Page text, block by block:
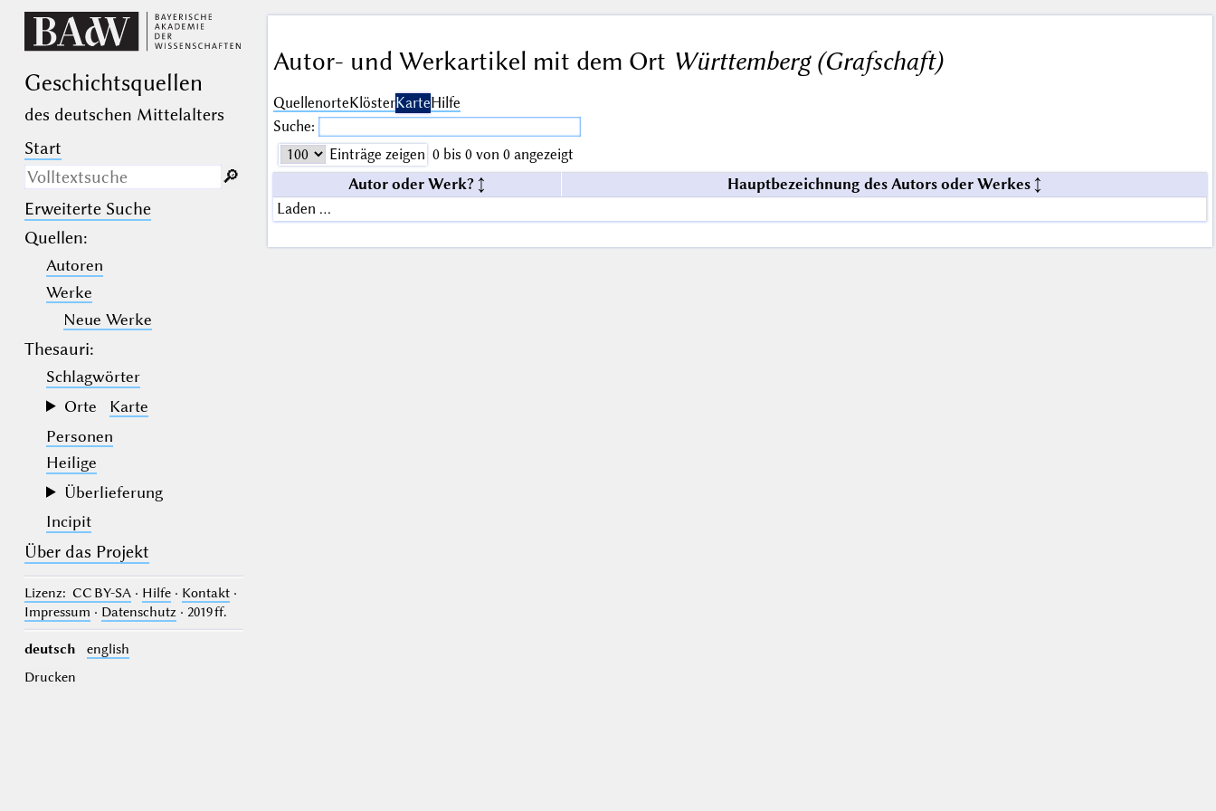
Geschichts­quellen
des deutschen Mittelalters
Start
Nur in Beschreibungs­texten
suchen
(der Unterstrich) ist Platzhalter für
genau ein Zeichen.
(das Prozentzeichen) ist Platzhalter
für kein, ein oder mehr als ein
Zeichen.
🔎︎
Erweiterte Suche
Quellen:
Autoren
Werke
Neue Werke
Thesauri:
Schlagwörter
Orte
Karte
Personen
Heilige
Überlieferung
Incipit
Über das Projekt
Lizenz: CC BY-SA· Hilfe· Kontakt·
Impressum · Datenschutz· 2019 ff.
deutsch
english
Drucken
Autor- und Werkartikel mit dem Ort Württemberg (Grafschaft)
QuellenorteKlösterKarteHilfe
Suche:
Einträge zeigen 0 bis 0 von 0 angezeigt
Autor oder Werk?
Hauptbezeichnung des Autors oder Werkes
Laden …